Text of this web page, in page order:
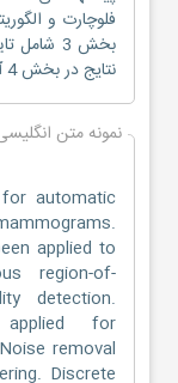
بخش 3
نتایج در بخش 4 آمده اند.
نمونه متن
automatic
applied to
region-of-
detection.
for
removal
Discrete